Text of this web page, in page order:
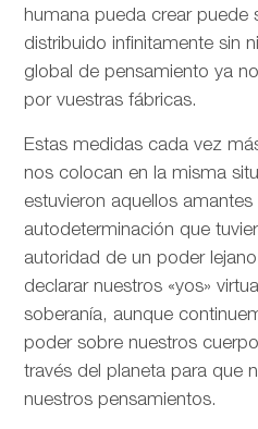
humana pueda crear puede
distribuido infinitamente sin
global de pensamiento ya
por vuestras fábricas.
Estas medidas cada vez
nos colocan en la misma
estuvieron aquellos
autodeterminación que
autoridad de un poder
declarar nuestros «yos»
soberanía, aunque
poder sobre nuestros
través del planeta para que
nuestros pensamientos.